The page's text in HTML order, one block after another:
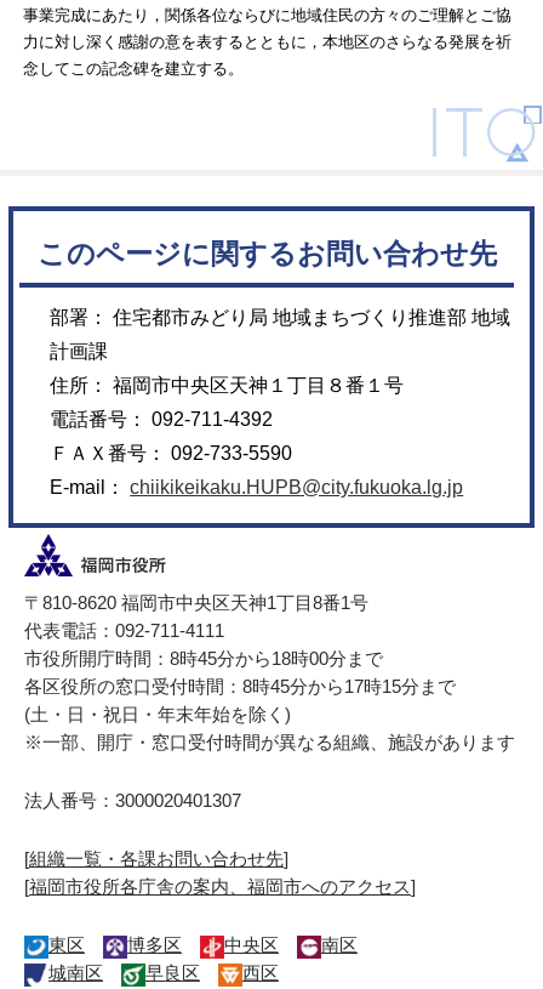
事業完成にあたり，関係各位ならびに地域住民の方々のご理解とご協
力に対し深く感謝の意を表するとともに，本地区のさらなる発展を祈
念してこの記念碑を建立する。
このページに関するお問い合わせ先
部署： 住宅都市みどり局 地域まちづくり推進部 地域
計画課
住所： 福岡市中央区天神１丁目８番１号
電話番号： 092-711-4392
ＦＡＸ番号： 092-733-5590
E-mail：chiikikeikaku.HUPB@city.fukuoka.lg.jp
〒810-8620 福岡市中央区天神1丁目8番1号
代表電話：092-711-4111
市役所開庁時間：8時45分から18時00分まで
各区役所の窓口受付時間：8時45分から17時15分まで
(土・日・祝日・年末年始を除く)
※一部、開庁・窓口受付時間が異なる組織、施設があります
法人番号：3000020401307
[組織一覧・各課お問い合わせ先]
[福岡市役所各庁舎の案内、福岡市へのアクセス]
東区 博多区 中央区
南区
城南区
早良区 西区